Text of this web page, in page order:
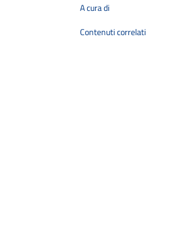
A cura di
Contenuti correlati